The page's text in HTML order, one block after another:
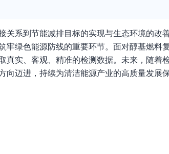
系到节能减排目标的实现与生态环境的改
绿色能源防线的重要环节。面对醇基燃料
实、客观、精准的检测数据。未来，随着
迈进，持续为清洁能源产业的高质量发展保